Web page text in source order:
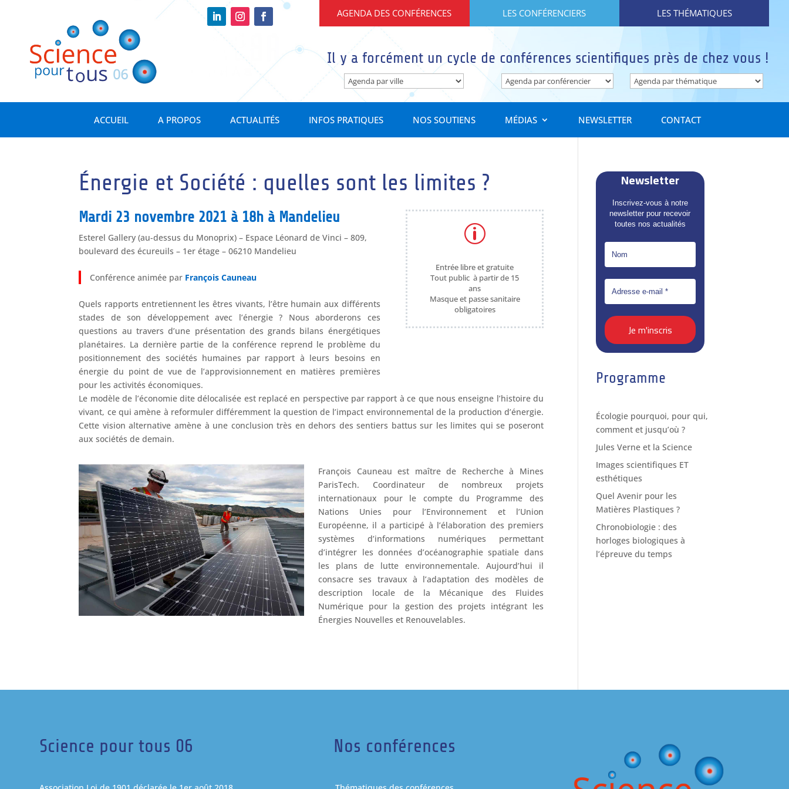
AGENDA DES CONFÉRENCES LES CONFÉRENCIERS LES THÉMATIQUES
Il y a forcément un cycle de conférences scientifiques près de chez vous !
ACCUEIL A PROPOS ACTUALITÉS INFOS PRATIQUES NOS SOUTIENS MÉDIAS NEWSLETTER CONTACT
Énergie et Société : quelles sont les limites ?
Mardi 23 novembre 2021 à 18h à Mandelieu
Esterel Gallery (au-dessus du Monoprix) – Espace Léonard de Vinci – 809,
boulevard des écureuils – 1er étage – 06210 Mandelieu
Conférence animée par François Cauneau
Quels rapports entretiennent les êtres vivants, l’être humain aux différents
stades de son développement avec l’énergie ? Nous aborderons ces
questions au travers d’une présentation des grands bilans énergétiques
planétaires. La dernière partie de la conférence reprend le problème du
positionnement des sociétés humaines par rapport à leurs besoins en
énergie du point de vue de l’approvisionnement en matières premières
pour les activités économiques.
p
Entrée libre et gratuite
Tout public à partir de 15
ans
Masque et passe sanitaire
obligatoires
Le modèle de l’économie dite délocalisée est replacé en perspective par rapport à ce que nous enseigne l’histoire du
vivant, ce qui amène à reformuler différemment la question de l’impact environnemental de la production d’énergie.
Cette vision alternative amène à une conclusion très en dehors des sentiers battus sur les limites qui se poseront
aux sociétés de demain.
François Cauneau est maître de Recherche à Mines
ParisTech. Coordinateur de nombreux projets
internationaux pour le compte du Programme des
Nations Unies pour l’Environnement et l’Union
Européenne, il a participé à l’élaboration des premiers
systèmes d’informations numériques permettant
d’intégrer les données d’océanographie spatiale dans
les plans de lutte environnementale. Aujourd’hui il
consacre ses travaux à l’adaptation des modèles de
description locale de la Mécanique des Fluides
Numérique pour la gestion des projets intégrant les
Énergies Nouvelles et Renouvelables.
Newsletter
Inscrivez-vous à notre
newsletter pour recevoir
toutes nos actualités
Programme
Écologie pourquoi, pour qui,
comment et jusqu’où ?
Jules Verne et la Science
Images scientifiques ET
esthétiques
Quel Avenir pour les
Matières Plastiques ?
Chronobiologie : des
horloges biologiques à
l’épreuve du temps
Science pour tous 06 Nos conférences